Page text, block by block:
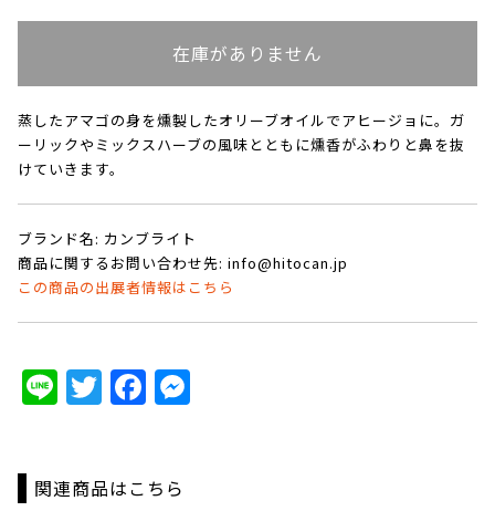
在庫がありません
蒸したアマゴの身を燻製したオリーブオイルでアヒージョに。ガ
ーリックやミックスハーブの風味とともに燻香がふわりと鼻を抜
けていきます。
ブランド名: カンブライト
商品に関するお問い合わせ先: info@hitocan.jp
この商品の出展者情報はこちら
LineTwitterFacebook
関連商品はこちら